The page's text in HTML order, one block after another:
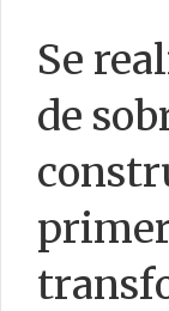
CFI
EFICIENCIA
CONTACTO
Se
de